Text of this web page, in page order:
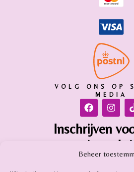
Beheer
VOLG ONS OP
MEDIA
Inschrijven